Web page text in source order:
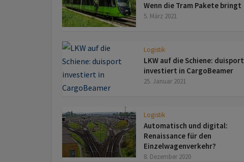
Wenn die Tram Pakete bringt
5. März 2021
Logistik
LKW auf die Schiene: duisport
investiert in CargoBeamer
25. Januar 2021
Logistik
Automatisch und digital:
Renaissance für den
Einzelwagenverkehr?
8. Dezember 2020